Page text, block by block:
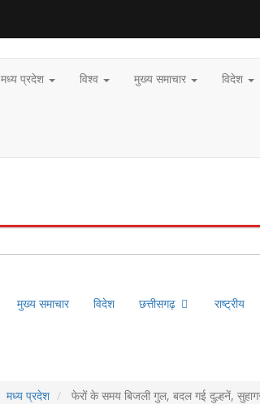
मध्य प्रदेश विश्व मुख्य समाचार विदेश
मुख्य समाचार विदेश छत्तीसगढ़ राष्ट्रीय
मध्य प्रदेश फेरों के समय बिजली गुल, बदल गई दुल्हनें,